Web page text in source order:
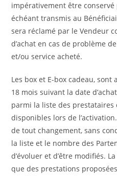
impérativement être conservé
échéant transmis au
sera réclamé par le Vendeur
d’achat en cas de problème
et/ou service acheté.
Les box et E-box cadeau,
18 mois suivant la date
parmi la liste des prestataires
disponibles lors de
de tout changement, sans
la liste et le nombre des
d’évoluer et d’être modifiés.
que des prestations